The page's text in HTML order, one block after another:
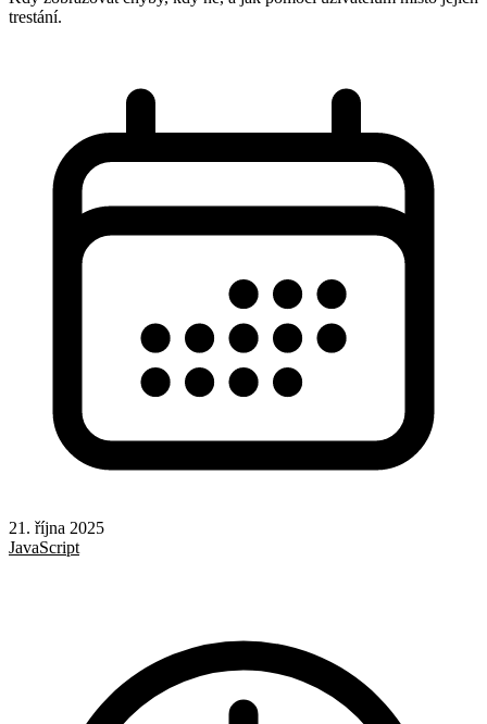
trestání.
21. října 2025
JavaScript